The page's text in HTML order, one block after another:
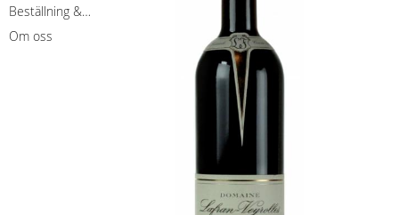
Beställning & leverans
Om oss